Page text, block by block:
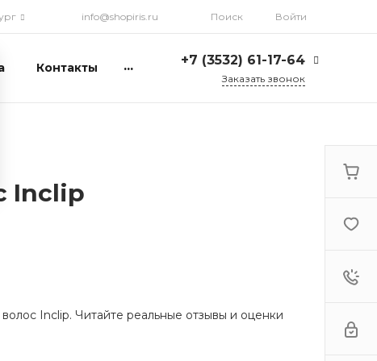
info@shopiris.ru Поиск Войти
Контакты ... +7 (3532) 61-17-64
+7 (922) 841-83-98
Заказать звонок
Inclip
Inclip. Читайте реальные отзывы и оценки